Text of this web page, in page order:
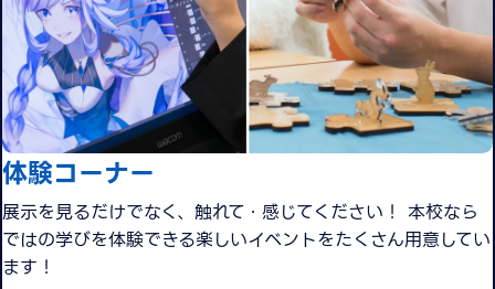
体験コーナー
展示を見るだけでなく、触れて・感じてください！ 本校なら
ではの学びを体験できる楽しいイベントをたくさん用意してい
ます！